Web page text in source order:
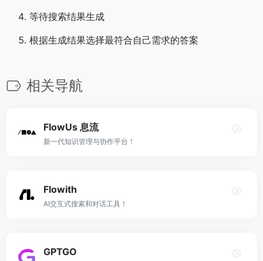
等待搜索结果生成
根据生成结果选择最符合自己需求的答案
相关导航
FlowUs 息流
新一代知识管理与协作平台！
Flowith
AI交互式搜索和对话工具！
GPTGO